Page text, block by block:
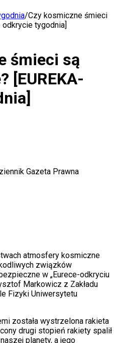
/Czy kosmiczne śmieci
odkrycie tygodnia]
śmieci są
[EUREKA-
Gazeta Prawna
atmosfery kosmiczne
związków
w „Eurece-odkryciu
Markowicz z Zakładu
Fizyki Uniwersytetu
została wystrzelona rakieta
drugi stopień rakiety spalił
planety, a jego